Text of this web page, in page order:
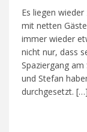
Es liegen
mit netten
immer wieder
nicht nur, dass
Spaziergang
und Stefan
durchgesetzt. […]